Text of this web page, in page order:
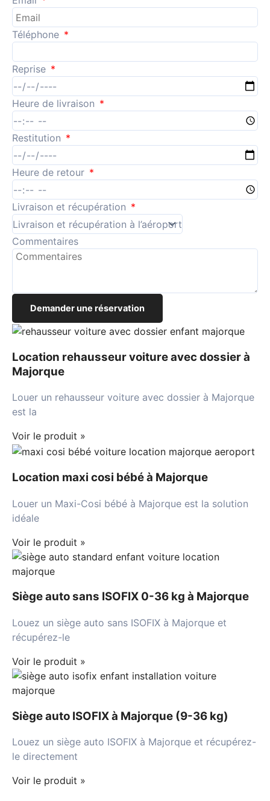
Téléphone
Reprise
Heure de livraison
Restitution
Heure de retour
Livraison et récupération
Commentaires
Demander une réservation
Location rehausseur voiture avec dossier à
Majorque
Louer un rehausseur voiture avec dossier à Majorque
est la
Voir le produit »
Location maxi cosi bébé à Majorque
Louer un Maxi-Cosi bébé à Majorque est la solution
idéale
Voir le produit »
Siège auto sans ISOFIX 0-36 kg à Majorque
Louez un siège auto sans ISOFIX à Majorque et
récupérez-le
Voir le produit »
Siège auto ISOFIX à Majorque (9-36 kg)
Louez un siège auto ISOFIX à Majorque et récupérez-
le directement
Voir le produit »